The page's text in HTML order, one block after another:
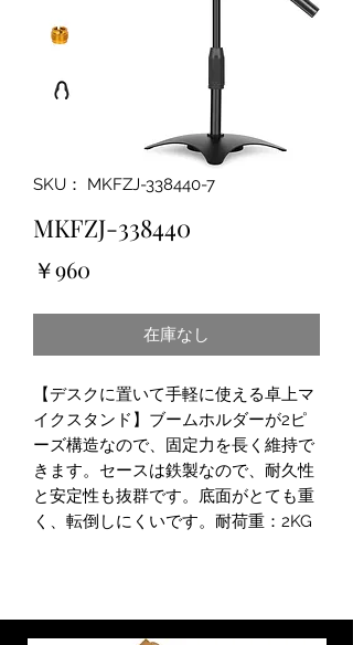
SKU： MKFZJ-338440-7
MKFZJ-338440
￥960
在庫なし
【デスクに置いて手軽に使える卓上マ
イクスタンド】ブームホルダーが2ピ
ーズ構造なので、固定力を長く維持で
きます。セースは鉄製なので、耐久性
と安定性も抜群です。底面がとても重
く、転倒しにくいです。耐荷重：2KG